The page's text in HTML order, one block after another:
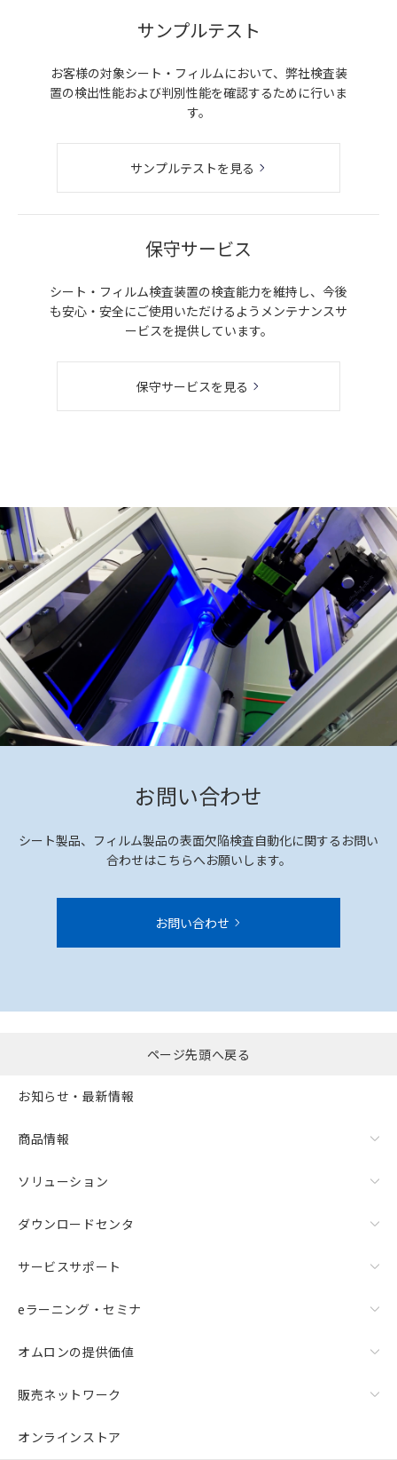
サンプルテスト
お客様の対象シート・フィルムにおいて、弊社検査装
置の検出性能および判別性能を確認するために行いま
す。
サンプルテストを見る
保守サービス
シート・フィルム検査装置の検査能力を維持し、今後
も安心・安全にご使用いただけるようメンテナンスサ
ービスを提供しています。
保守サービスを見る
お問い合わせ
シート製品、フィルム製品の表面欠陥検査自動化に関する お問い
合わせはこちらへお願いします。
お問い合わせ
ページ先頭へ戻る
お知らせ・最新情報
商品情報
ソリューション
ダウンロードセンタ
サービスサポート
eラーニング・セミナ
オムロンの提供価値
販売ネットワーク
オンラインストア